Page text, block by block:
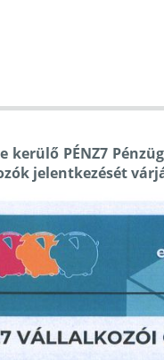
kerülő PÉNZ7
jelentkezését